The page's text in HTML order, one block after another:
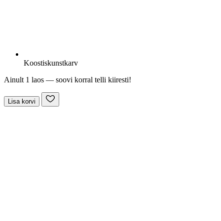
Koostiskunstkarv
Ainult 1 laos — soovi korral telli kiiresti!
Lisa korvi